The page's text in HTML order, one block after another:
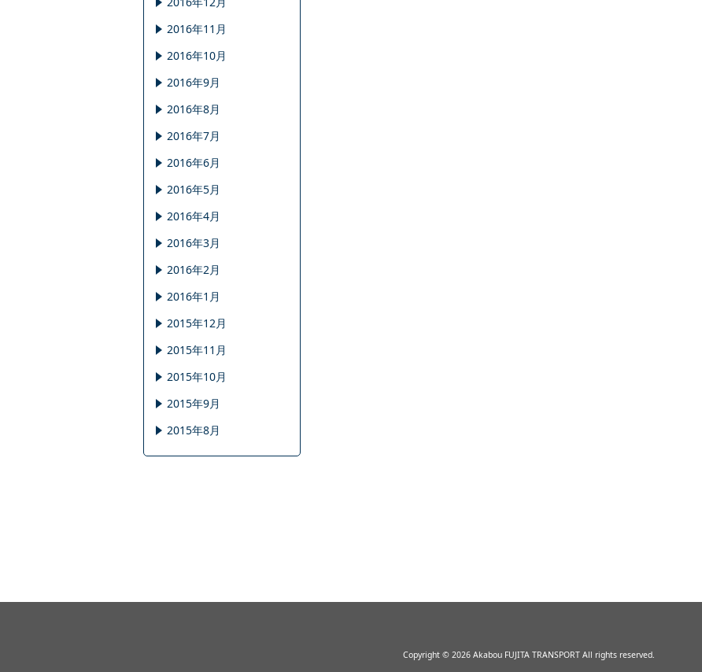
2016年11月
2016年10月
2016年9月
2016年8月
2016年7月
2016年6月
2016年5月
2016年4月
2016年3月
2016年2月
2016年1月
2015年12月
2015年11月
2015年10月
2015年9月
2015年8月
Copyright © 2026 Akabou FUJITA TRANSPORT All rights reserved.